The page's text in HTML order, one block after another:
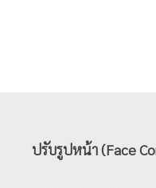
ปรับรูปหน้า (Face